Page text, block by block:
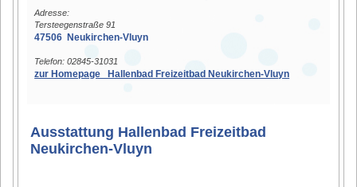
Adresse:
Tersteegenstraße 91
47506 Neukirchen-Vluyn
Telefon: 02845-31031
zur Homepage Hallenbad Freizeitbad Neukirchen-Vluyn
Ausstattung Hallenbad Freizeitbad
Neukirchen-Vluyn